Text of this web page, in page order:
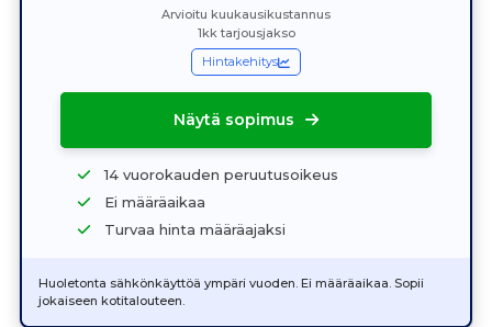
Arvioitu kuukausikustannus
1kk tarjousjakso
Hintakehitys
Näytä sopimus
14 vuorokauden peruutusoikeus
Ei määräaikaa
Turvaa hinta määräajaksi
Huoletonta sähkönkäyttöä ympäri vuoden. Ei määräaikaa. Sopii
jokaiseen kotitalouteen.